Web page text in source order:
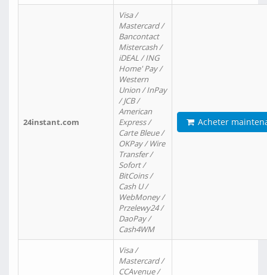
24instant.com
Visa /
Mastercard /
Bancontact
Mistercash /
iDEAL / ING
Home' Pay /
Western
Union / InPay
/ JCB /
American
Express /
Carte Bleue /
OKPay / Wire
Transfer /
Sofort /
BitCoins /
Cash U /
WebMoney /
Przelewy24 /
DaoPay /
Cash4WM
Acheter
Visa /
Mastercard /
CCAvenue /